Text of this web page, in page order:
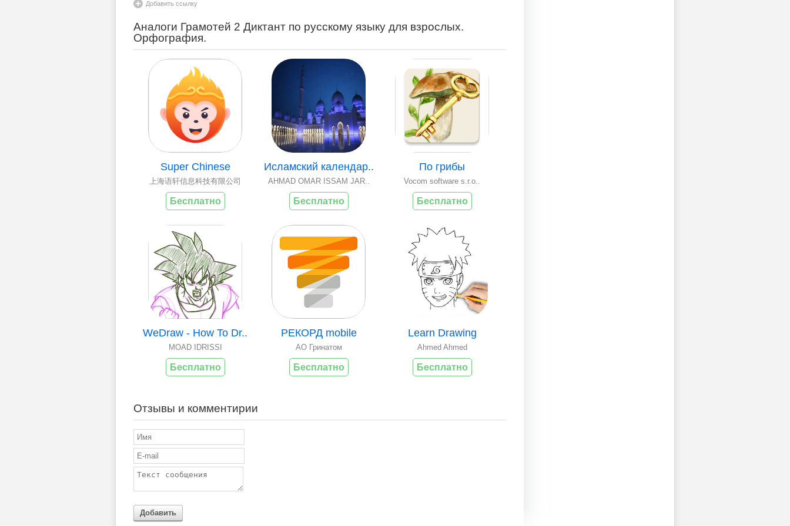
Добавить ссылку
Аналоги Грамотей 2 Диктант по русскому языку для взрослых.
Орфография.
Super Chinese
上海语轩信息科技有限公司
Бесплатно
Исламский календар..
AHMAD OMAR ISSAM JAR..
Бесплатно
По грибы
Vocom software s.r.o..
Бесплатно
WeDraw - How To Dr..
MOAD IDRISSI
Бесплатно
РЕКОРД mobile
AO Гринатом
Бесплатно
Learn Drawing
Ahmed Ahmed
Бесплатно
Отзывы и комментирии
Добавить